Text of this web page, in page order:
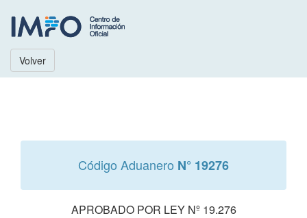
Volver
Código Aduanero N° 19276
APROBADO POR LEY Nº 19.276